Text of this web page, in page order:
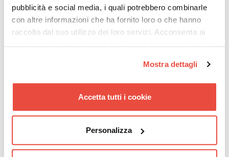
pubblicità e social media, i quali potrebbero combinarle
con altre informazioni che ha fornito loro o che hanno
raccolto dal suo utilizzo dei loro servizi. Acconsenta ai
Mostra dettagli
Accetta tutti i cookie
Personalizza